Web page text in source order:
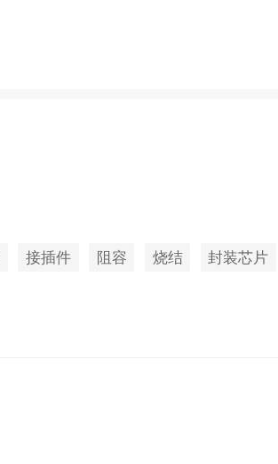
接插件 阻容 烧结 封装芯片